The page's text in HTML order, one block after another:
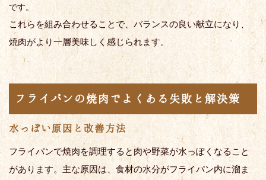
です。
これらを組み合わせることで、バランスの良い献立になり、
焼肉がより一層美味しく感じられます。
フライパンの焼肉でよくある失敗と解決策
水っぽい原因と改善方法
フライパンで焼肉を調理すると肉や野菜が水っぽくなること
があります。主な原因は、食材の水分がフライパン内に溜ま